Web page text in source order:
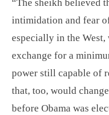
“The sheikh believed
intimidation and fear
especially in the
exchange for a
power still capable of
that, too, would
before Obama was